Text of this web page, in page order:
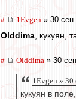
# 1Evgen » 30 сен
Olddima , кукуян,
# Olddima » 30
1Evgen » 30
кукуян в